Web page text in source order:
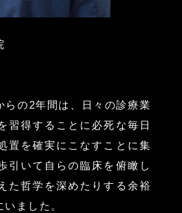
らの2年間は、日々の診療業
習得することに必死な毎日
置を確実にこなすことに集
引いて自らの臨床を俯瞰し
た哲学を深めたりする余裕
ました。